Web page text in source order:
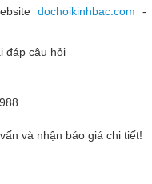
dochoikinhbac.com -
đáp câu hỏi
và nhận báo giá chi tiết!